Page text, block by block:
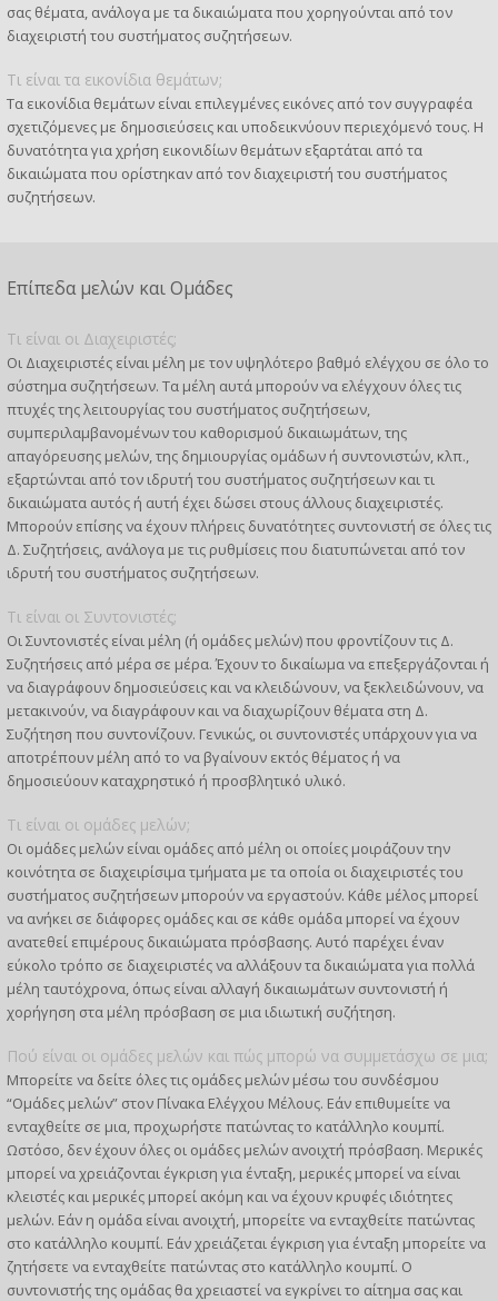
σας θέματα, ανάλογα με τα δικαιώματα που χορηγούνται από τον
διαχειριστή του συστήματος συζητήσεων.
Τι είναι τα εικονίδια θεμάτων;
Τα εικονίδια θεμάτων είναι επιλεγμένες εικόνες από τον συγγραφέα
σχετιζόμενες με δημοσιεύσεις και υποδεικνύουν περιεχόμενό τους. Η
δυνατότητα για χρήση εικονιδίων θεμάτων εξαρτάται από τα
δικαιώματα που ορίστηκαν από τον διαχειριστή του συστήματος
συζητήσεων.
Επίπεδα μελών και Ομάδες
Τι είναι οι Διαχειριστές;
Οι Διαχειριστές είναι μέλη με τον υψηλότερο βαθμό ελέγχου σε όλο το
σύστημα συζητήσεων. Τα μέλη αυτά μπορούν να ελέγχουν όλες τις
πτυχές της λειτουργίας του συστήματος συζητήσεων,
συμπεριλαμβανομένων του καθορισμού δικαιωμάτων, της
απαγόρευσης μελών, της δημιουργίας ομάδων ή συντονιστών, κλπ.,
εξαρτώνται από τον ιδρυτή του συστήματος συζητήσεων και τι
δικαιώματα αυτός ή αυτή έχει δώσει στους άλλους διαχειριστές.
Μπορούν επίσης να έχουν πλήρεις δυνατότητες συντονιστή σε όλες τις
Δ. Συζητήσεις, ανάλογα με τις ρυθμίσεις που διατυπώνεται από τον
ιδρυτή του συστήματος συζητήσεων.
Τι είναι οι Συντονιστές;
Οι Συντονιστές είναι μέλη (ή ομάδες μελών) που φροντίζουν τις Δ.
Συζητήσεις από μέρα σε μέρα. Έχουν το δικαίωμα να επεξεργάζονται ή
να διαγράφουν δημοσιεύσεις και να κλειδώνουν, να ξεκλειδώνουν, να
μετακινούν, να διαγράφουν και να διαχωρίζουν θέματα στη Δ.
Συζήτηση που συντονίζουν. Γενικώς, οι συντονιστές υπάρχουν για να
αποτρέπουν μέλη από το να βγαίνουν εκτός θέματος ή να
δημοσιεύουν καταχρηστικό ή προσβλητικό υλικό.
Τι είναι οι ομάδες μελών;
Οι ομάδες μελών είναι ομάδες από μέλη οι οποίες μοιράζουν την
κοινότητα σε διαχειρίσιμα τμήματα με τα οποία οι διαχειριστές του
συστήματος συζητήσεων μπορούν να εργαστούν. Κάθε μέλος μπορεί
να ανήκει σε διάφορες ομάδες και σε κάθε ομάδα μπορεί να έχουν
ανατεθεί επιμέρους δικαιώματα πρόσβασης. Αυτό παρέχει έναν
εύκολο τρόπο σε διαχειριστές να αλλάξουν τα δικαιώματα για πολλά
μέλη ταυτόχρονα, όπως είναι αλλαγή δικαιωμάτων συντονιστή ή
χορήγηση στα μέλη πρόσβαση σε μια ιδιωτική συζήτηση.
Πού είναι οι ομάδες μελών και πώς μπορώ να συμμετάσχω σε μια;
Μπορείτε να δείτε όλες τις ομάδες μελών μέσω του συνδέσμου
“Ομάδες μελών” στον Πίνακα Ελέγχου Μέλους. Εάν επιθυμείτε να
ενταχθείτε σε μια, προχωρήστε πατώντας το κατάλληλο κουμπί.
Ωστόσο, δεν έχουν όλες οι ομάδες μελών ανοιχτή πρόσβαση. Μερικές
μπορεί να χρειάζονται έγκριση για ένταξη, μερικές μπορεί να είναι
κλειστές και μερικές μπορεί ακόμη και να έχουν κρυφές ιδιότητες
μελών. Εάν η ομάδα είναι ανοιχτή, μπορείτε να ενταχθείτε πατώντας
στο κατάλληλο κουμπί. Εάν χρειάζεται έγκριση για ένταξη μπορείτε να
ζητήσετε να ενταχθείτε πατώντας στο κατάλληλο κουμπί. Ο
συντονιστής της ομάδας θα χρειαστεί να εγκρίνει το αίτημα σας και